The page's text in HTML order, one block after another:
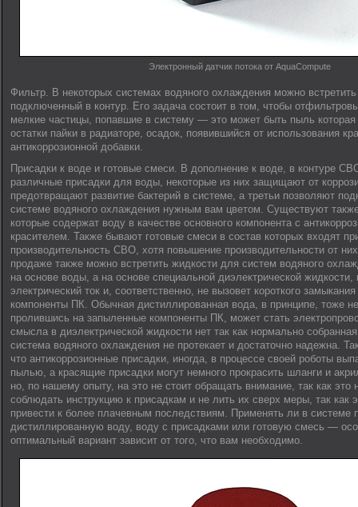
Электронный датчик потока от AquaCompute
Фильтр. В некоторых системах водяного охлаждения можно
подключенный в контур. Его задача состоит в том, чтобы
мелкие частицы, попавшие в систему — это может быть пыль
остатки пайки в радиаторе, осадок, появившийся от использования
антикоррозионной добавки.
Присадки к воде и готовые смеси. В дополнение к воде, в контуре
различные присадки для воды, некоторые из них защищают от
предотвращают развитие бактерий в системе, а третьи позволяют
системе водяного охлаждения нужным вам цветом. Существуют
которые содержат воду в качестве основного компонента с
красителем. Также бывают готовые смеси в состав которых входят
производительность СВО, хотя повышение производительности от
продаже также можно встретить жидкости для систем водяного
на основе воды, а на основе специальной диэлектрической жидкости,
электрический ток и, соответственно, не вызовет короткого
компоненты ПК. Обычная дистиллированная вода, в принципе, тоже
пролившись на запыленные компоненты ПК, может стать
смысла в диэлектрической жидкости нет так как нормально
система водяного охлаждения не протекает и достаточно надежна.
что антикоррозионные присадки, иногда, в процессе своей роботы
пылью, а красящие присадки могут немного прокрасить шланги и
но, по нашему опыту, на это не стоит обращать внимание, так как это
соблюдать инструкцию к присадкам и не лить их сверх меры, так как
привести к более плачевным последствиям. Применять ли в системе
дистиллированную воду, воду с присадками или готовую смесь —
оптимальный вариант зависит от того, что вам необходимо.